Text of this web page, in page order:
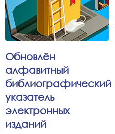
Обновлён
алфавитный
библиографический
указатель
электронных
изданий